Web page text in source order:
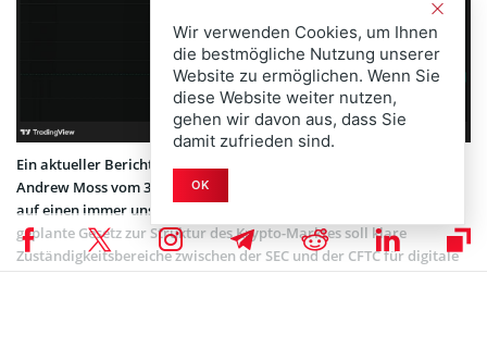
Ein aktueller Bericht der Jefferies-Analysten unter der Leitung von
Andrew Moss vom 30. Juni 2026 warnt davor, dass der CLARITY Act
auf einen immer unsichereren Weg im US-Senat zusteuert. Das
geplante Gesetz zur Struktur des Krypto-Marktes soll klare
Zuständigkeitsbereiche zwischen der SEC und der CFTC für digitale
Assets festlegen. Die Quoten auf Polymarket für eine
Wir verwenden Cookies, um Ihnen
die bestmögliche Nutzung unserer
Website zu ermöglichen. Wenn Sie
diese Website weiter nutzen,
gehen wir davon aus, dass Sie
damit zufrieden sind.
OK